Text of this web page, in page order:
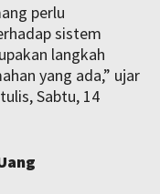
perlu
sistem
langkah
yang ada,” ujar
Sabtu, 14